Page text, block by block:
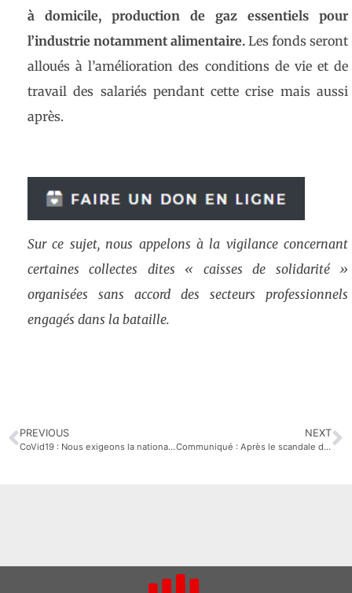
à domicile, production de gaz essentiels pour
l’industrie notamment alimentaire. Les fonds seront
alloués à l’amélioration des conditions de vie et de
travail des salariés pendant cette crise mais aussi
après.
Sur ce sujet, nous appelons à la vigilance concernant
certaines collectes dites « caisses de solidarité »
organisées sans accord des secteurs professionnels
engagés dans la bataille.
PREVIOUS
CoVid19 : Nous exigeons la nationalisation immédiate de l’entreprise Luxfer
NEXT
Communiqué : Après le scandale de l’amiante, l’exposition aux substances toxiques (CMR) : Travailler pour survivre au COVID-19